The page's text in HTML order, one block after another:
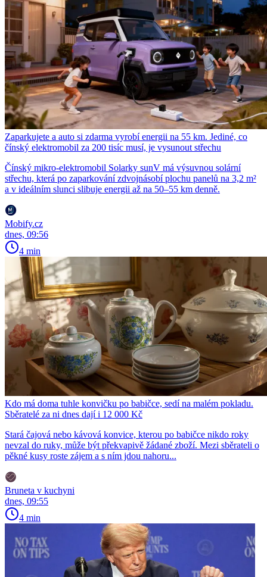
Zaparkujete a auto si zdarma vyrobí energii na 55 km. Jediné, co
čínský elektromobil za 200 tisíc musí, je vysunout střechu
Čínský mikro-elektromobil Solarky sunV má výsuvnou solární
střechu, která po zaparkování zdvojnásobí plochu panelů na 3,2 m²
a v ideálním slunci slibuje energii až na 50–55 km denně.
Mobify.cz
dnes, 09:56
4 min
Kdo má doma tuhle konvičku po babičce, sedí na malém pokladu.
Sběratelé za ni dnes dají i 12 000 Kč
Stará čajová nebo kávová konvice, kterou po babičce nikdo roky
nevzal do ruky, může být překvapivě žádané zboží. Mezi sběrateli o
pěkné kusy roste zájem a s ním jdou nahoru...
Bruneta v kuchyni
dnes, 09:55
4 min